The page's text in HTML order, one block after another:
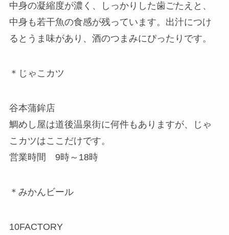
中身の凝縮度が濃く、しっかりした歯ごたえと、
中身も若干魚の食感が残っています。出汁につけ
るとうま味があり、酒のつまみにぴったりです。
＊じゃこカツ
谷本蒲鉾店
鯛めし屋は道後温泉街に何件もありますが、じゃ
こカツはここだけです。
営業時間 9時～18時
＊みかんビール
10FACTORY